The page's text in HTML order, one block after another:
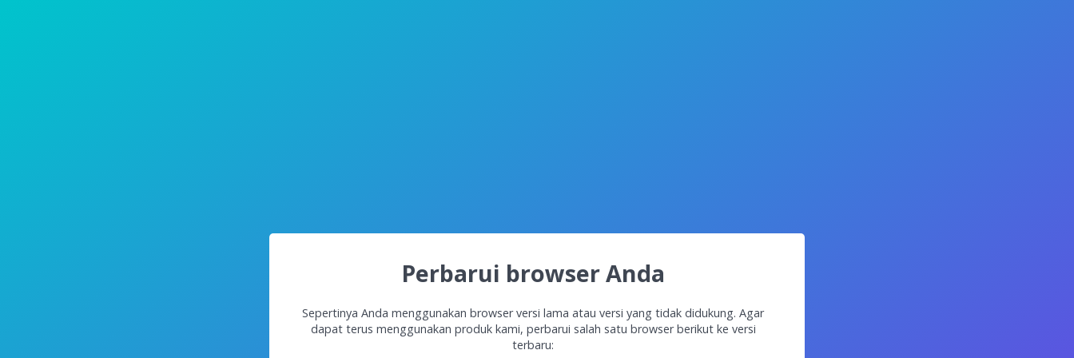
Perbarui browser Anda
Sepertinya Anda menggunakan browser versi lama atau versi yang tidak didukung. Agar
dapat terus menggunakan produk kami, perbarui salah satu browser berikut ke versi
terbaru: